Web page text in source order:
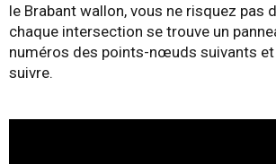
le Brabant wallon, vous ne risquez pas
chaque intersection se trouve un
numéros des points-nœuds suivants
suivre.